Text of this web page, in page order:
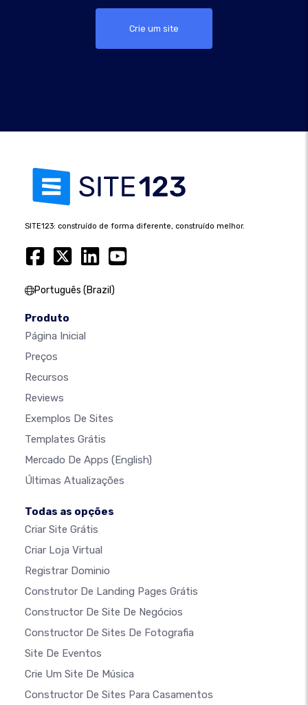
Crie um site
SITE123: construído de forma diferente, construído melhor.
Português (Brazil)
Produto
Página Inicial
Preços
Recursos
Reviews
Exemplos De Sites
Templates Grátis
Mercado De Apps (English)
Últimas Atualizações
Todas as opções
Criar Site Grátis
Criar Loja Virtual
Registrar Dominio
Construtor De Landing Pages Grátis
Constructor De Site De Negócios
Constructor De Sites De Fotografia
Site De Eventos
Crie Um Site De Música
Constructor De Sites Para Casamentos